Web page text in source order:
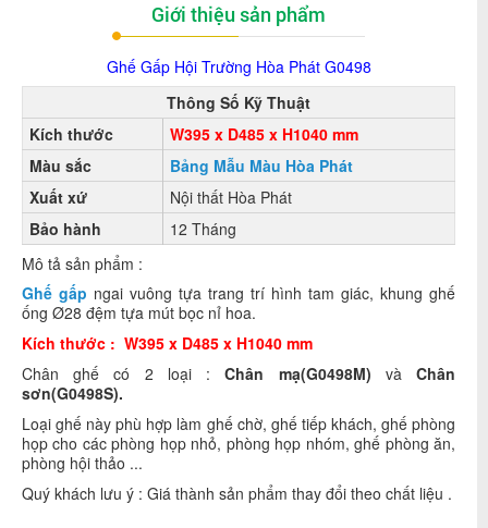
Giới thiệu sản phẩm
Ghế GấpHội Trường Hòa Phát G0498
Thông Số Kỹ Thuật
Kích thước
W395 x D485 x H1040 mm
Màu sắc
Bảng Mẫu Màu Hòa Phát
Xuất xứ
Nội thất Hòa Phát
Bảo hành
12 Tháng
Mô tả sản phẩm :
Ghế gấp ngai vuông tựa trang trí hình tam giác, khung ghế
ống Ø28 đệm tựa mút bọc nỉ hoa.
Kích thước : W395 x D485 x H1040 mm
Chân ghế có 2 loại :Chân mạ(G0498M) vàChân
sơn(G0498S).
Loại ghế này phù hợp làm ghế chờ, ghế tiếp khách, ghế phòng
họp cho các phòng họp nhỏ, phòng họp nhóm, ghế phòng ăn,
phòng hội thảo ...
Quý khách lưu ý : Giá thành sản phẩm thay đổi theo chất liệu .